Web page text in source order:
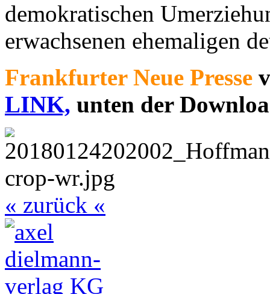
demokratischen
erwachsenen ehemaligen
Frankfurter Neue Presse
LINK, unten der
« zurück «